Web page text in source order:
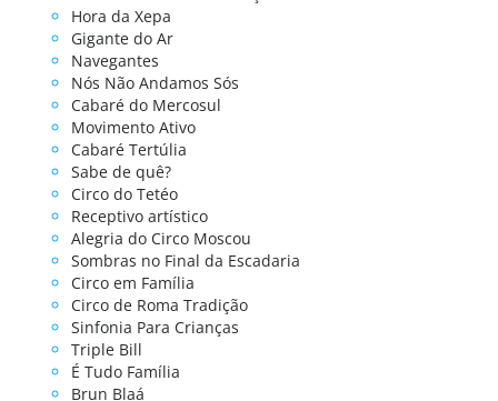
Hora da Xepa
Gigante do Ar
Navegantes
Nós Não Andamos Sós
Cabaré do Mercosul
Movimento Ativo
Cabaré Tertúlia
Sabe de quê?
Circo do Tetéo
Receptivo artístico
Alegria do Circo Moscou
Sombras no Final da Escadaria
Circo em Família
Circo de Roma Tradição
Sinfonia Para Crianças
Triple Bill
É Tudo Família
Brun Blaá